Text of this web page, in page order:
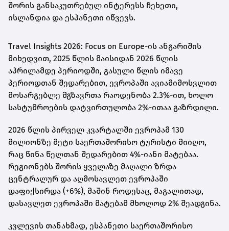
შორის განსაკუთრებულ ინტერესს ჩეხეთი,
ისლანდია და ესპანეთი იწვევს.
Travel Insights 2026: Focus on Europe-ის ანგარიშის
მიხედვით, 2025 წლის მაისიდან 2026 წლის
აპრილამდე პერიოდში, გასული წლის იმავე
პერიოდთან შედარებით, ევროპაში ავიამიმოსვლით
მოსარგებლე მგზავრთა რაოდენობა 2.3%-ით, ხოლო
სასტუმროების დატვირთულობა 2%-ითაა გაზრდილი.
2026 წლის პირველ კვარტალში ევროპამ 130
მილიონზე მეტი საერთაშორისო ტურისტი მიიღო,
რაც წინა წელთან შედარებით 4%-იანი მატებაა.
რეგიონებს შორის ყველაზე მაღალი ზრდა
ცენტრალურ და აღმოსავლეთ ევროპაში
დაფიქსირდა (+6%), მაშინ როდესაც, მაგალითად,
დასავლეთ ევროპაში მატებამ მხოლოდ 2% შეადგინა.
კვლევის თანახმად, ესპანეთი საერთაშორისო